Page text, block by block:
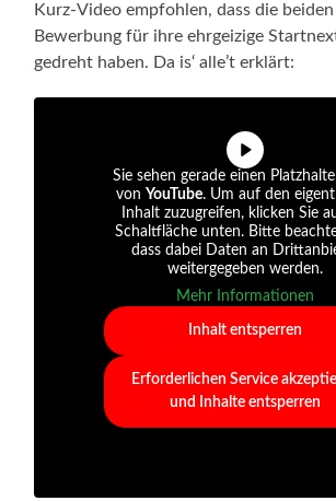
Kurz-Video empfohlen, dass die
Bewerbung für ihre ehrgeizige
gedreht haben. Da is‘ alle’t erklärt:
Sie sehen gerade einen
von YouTube. Um auf den
Inhalt zuzugreifen, klicken Sie
Schaltfläche unten. Bitte
dass dabei Daten an
weitergegeben werden.
Mehr Informationen
Inhalt entsperren
Erforderlichen Service
und Inhalte entsperren